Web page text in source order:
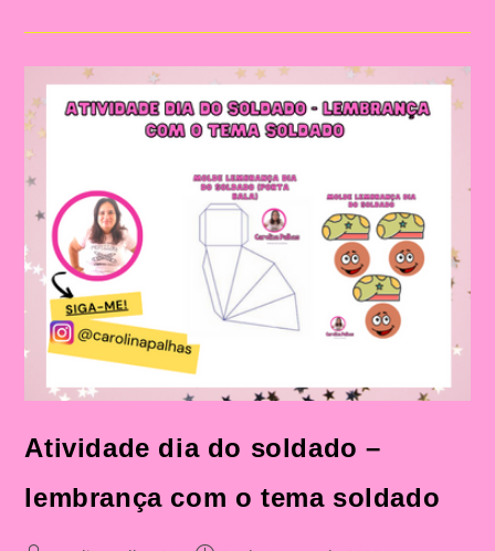
Carolina:
Dia
Do
Soldado
Com
Alegria
Atividade dia do soldado –
lembrança com o tema soldado